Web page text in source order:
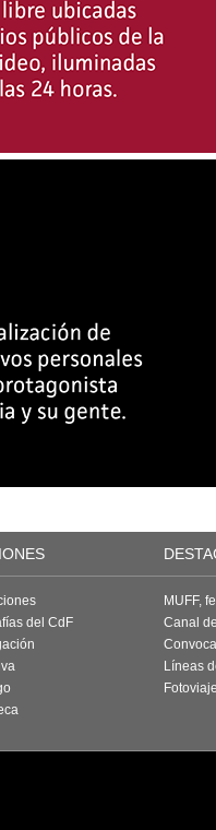
del CdF
MUFF,
Canal
Líneas